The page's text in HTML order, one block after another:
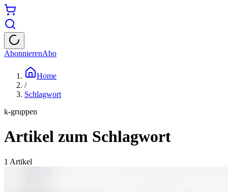
AbonnierenAbo
Home
/
Schlagwort
k-gruppen
Artikel zum Schlagwort
1 Artikel